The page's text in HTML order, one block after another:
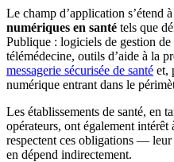
Le champ d’application s’étend
numériques en santé tels que
Publique : logiciels de gestion
télémédecine, outils d’aide à la
messagerie sécurisée de santé et,
numérique entrant dans le
Les établissements de santé, en
opérateurs, ont également
respectent ces obligations —
en dépend indirectement.